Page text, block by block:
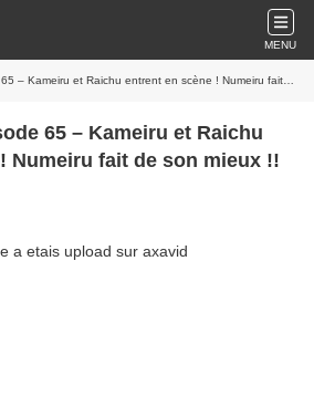
MENU
et Raichu entrent en scène ! Numeiru fait de son mieux !!
Numeiru fait de son mieux !!
a etais upload sur axavid